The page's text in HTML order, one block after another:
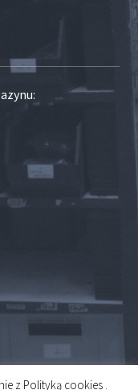
z Polityką cookies .